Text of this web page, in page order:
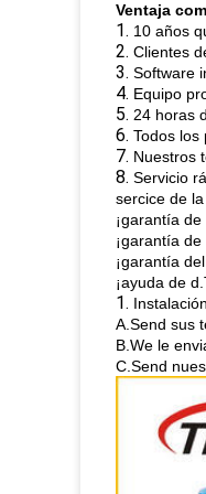
Ventaja
1. 10 años
2. Clientes
3. Software
4. Equipo
5. 24 horas
6. Todos los
7. Nuestros
8. Servicio
sercice de
¡garantía
¡garantía
¡garantía
¡ayuda de
1. Instalación
A.Send sus
B.We le
C.Send